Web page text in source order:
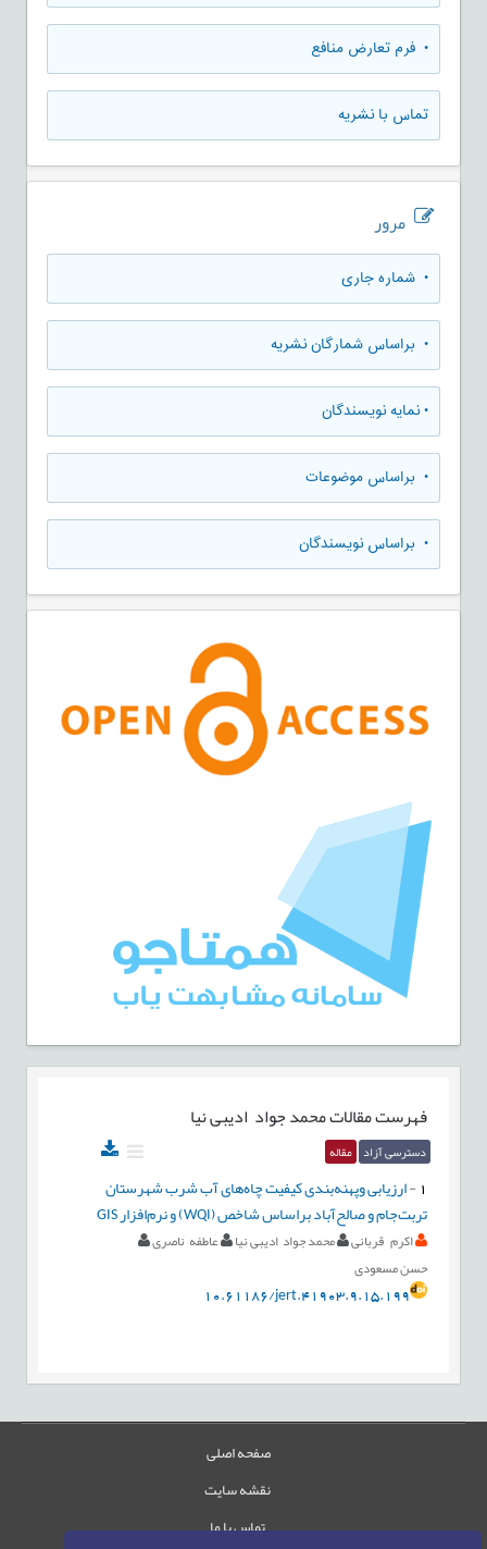
• فرم تعارض منافع
تماس با نشریه
مرور
• شماره جاری
• براساس شمارگان نشریه
•نمایه نویسندگان
• براساس موضوعات
• براساس نویسندگان
فهرست مقالاتمحمد جواد ادیبی نیا
دسترسی آزاد مقاله
-ارزیابی وپهنه‌بندی کیفیت چاه‌های آب شرب شهرستان
تربت‌جام و صالح‌آباد براساس شاخص (WQI) و نرم‌افزار GIS
اکرم قربانی محمد جواد ادیبی نیا عاطفه ناصری
حسن مسعودی
10.61186/jert.41903.9.15.199
صفحه اصلی
نقشه سایت
تماس با ما